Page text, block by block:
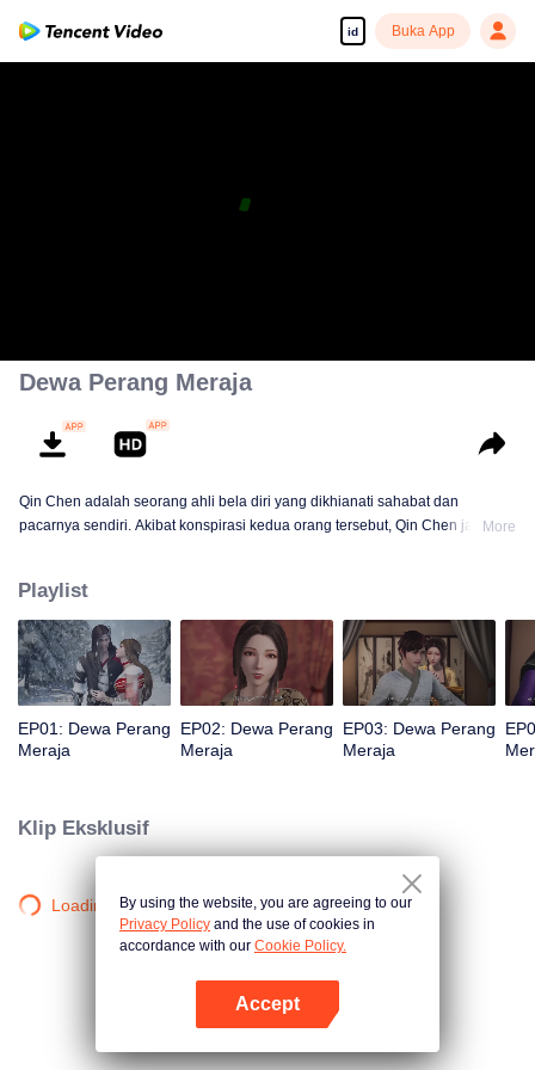
id Buka App
Dewa Perang Meraja
Qin Chen adalah seorang ahli bela diri yang dikhianati sahabat dan
pacarnya sendiri. Akibat konspirasi kedua orang tersebut, Qin Chen jatuh ke
kehidupan barunya dan melindungi semua yang ia cintai, Qin Chen mulai
berlatih seni bela diri lagi dengan gigih.
More
Playlist
EP01: Dewa Perang
Meraja
EP02: Dewa Perang
Meraja
EP03: Dewa Perang
Meraja
Klip Eksklusif
Loading…By using the website, you are agreeing to our
Privacy Policy and the use of cookies in
accordance with our Cookie Policy.
Accept